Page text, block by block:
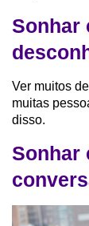
Sonhar
Ver muitos
muitas
disso.
Sonhar